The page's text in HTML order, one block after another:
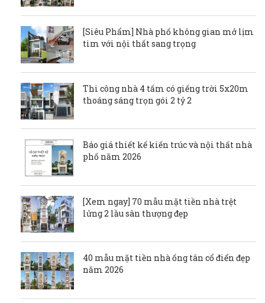
[Siêu Phẩm] Nhà phố không gian mở lịm
tim với nội thất sang trọng
Thi công nhà 4 tấm có giếng trời 5x20m
thoáng sáng trọn gói 2 tỷ 2
Báo giá thiết kế kiến trúc và nội thất nhà
phố năm 2026
[Xem ngay] 70 mẫu mặt tiền nhà trệt
lửng 2 lầu sân thượng đẹp
40 mẫu mặt tiền nhà ống tân cổ điển đẹp
năm 2026